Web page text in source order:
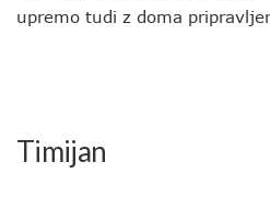
upremo tudi z doma
Timijan